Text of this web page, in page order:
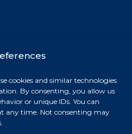
cookies and similar technologies
By consenting, you allow us
or unique IDs. You can
any time. Not consenting may